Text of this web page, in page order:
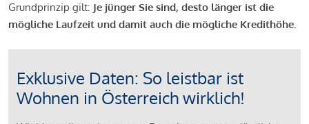
Grundprinzip gilt: Je jünger Sie sind, desto länger ist die
mögliche Laufzeit und damit auch die mögliche Kredithöhe.
Exklusive Daten: So leistbar ist
Wohnen in Österreich wirklich!